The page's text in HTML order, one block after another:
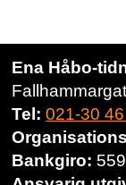
Ena Håbo-
Tel: 021-30
Bankgiro: